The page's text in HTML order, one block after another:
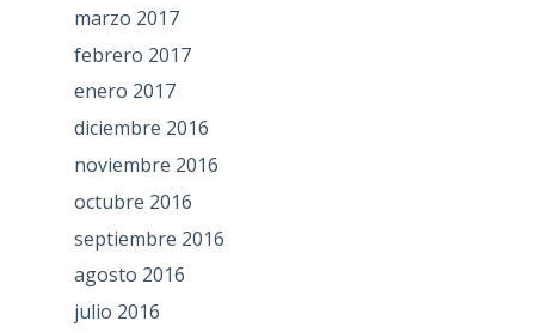
marzo 2017
febrero 2017
enero 2017
diciembre 2016
noviembre 2016
octubre 2016
septiembre 2016
agosto 2016
julio 2016